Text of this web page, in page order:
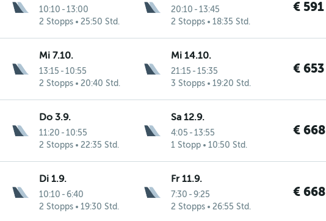
10:10 - 13:00
2 Stopps
25:50 Std.
20:10 - 13:45
2 Stopps
18:35 Std.
€ 591
Mi 7.10.
13:15 - 10:55
2 Stopps
20:40 Std.
Mi 14.10.
21:15 - 15:35
3 Stopps
19:20 Std.
€ 653
Do 3.9.
11:20 - 10:55
2 Stopps
22:35 Std.
Sa 12.9.
4:05 - 13:55
1 Stopp
10:50 Std.
€ 668
Di 1.9.
10:10 - 6:40
2 Stopps
19:30 Std.
Fr 11.9.
7:30 - 9:25
2 Stopps
26:55 Std.
€ 668